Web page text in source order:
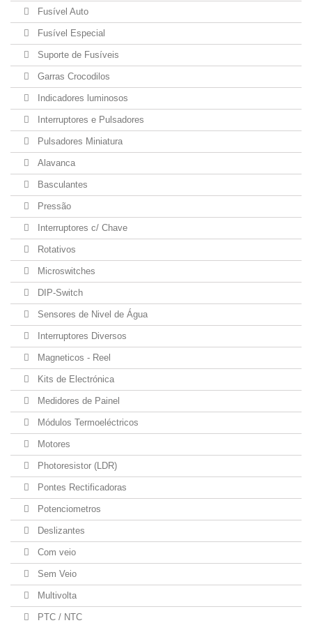
Fusível Auto
Fusível Especial
Suporte de Fusíveis
Garras Crocodilos
Indicadores luminosos
Interruptores e Pulsadores
Pulsadores Miniatura
Alavanca
Basculantes
Pressão
Interruptores c/ Chave
Rotativos
Microswitches
DIP-Switch
Sensores de Nivel de Água
Interruptores Diversos
Magneticos - Reel
Kits de Electrónica
Medidores de Painel
Módulos Termoeléctricos
Motores
Photoresistor (LDR)
Pontes Rectificadoras
Potenciometros
Deslizantes
Com veio
Sem Veio
Multivolta
PTC / NTC